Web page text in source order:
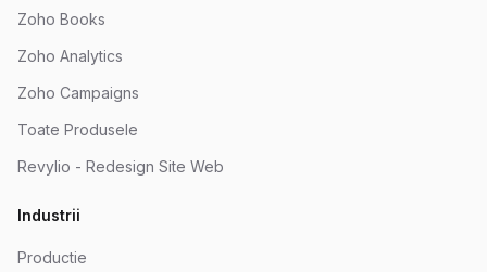
Zoho Books
Zoho Analytics
Zoho Campaigns
Toate Produsele
Revylio - Redesign Site Web
Industrii
Productie